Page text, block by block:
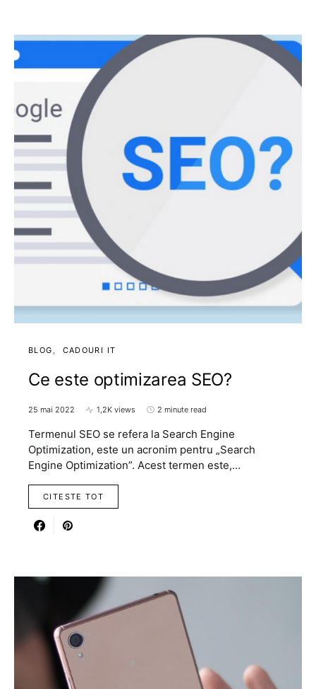
BLOG CADOURI IT
Ce este optimizarea SEO?
25 mai 2022 1,2K views 2 minute read
Termenul SEO se refera la Search Engine
Optimization, este un acronim pentru „Search
Engine Optimization”. Acest termen este,…
CITESTE TOT